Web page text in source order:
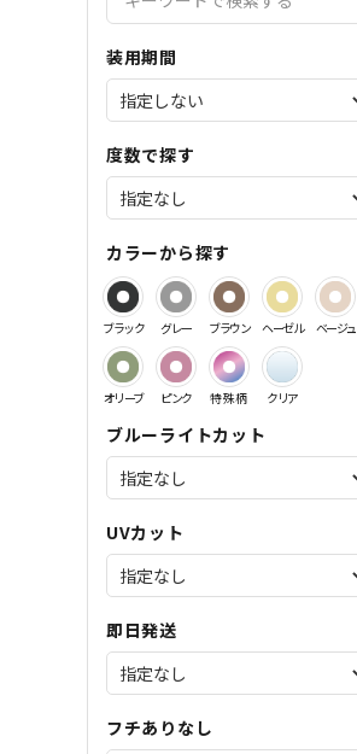
レヴィアワンマンス
その他ブランドはこちら
バレないカラコン
サンドイッチ製法特集
装用期間
度数で探す
カラーから探す
ブラック グレー ブラウン ヘーゼル ベージュ
オリーブ ピンク 特殊柄 クリア
ブルーライトカット
UVカット
即日発送
フチありなし